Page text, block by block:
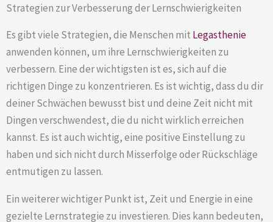
Strategien zur Verbesserung der Lernschwierigkeiten
Es gibt viele Strategien, die Menschen mit Legasthenie
anwenden können, um ihre Lernschwierigkeiten zu
verbessern. Eine der wichtigsten ist es, sich auf die
richtigen Dinge zu konzentrieren. Es ist wichtig, dass du dir
deiner Schwächen bewusst bist und deine Zeit nicht mit
Dingen verschwendest, die du nicht wirklich erreichen
kannst. Es ist auch wichtig, eine positive Einstellung zu
haben und sich nicht durch Misserfolge oder Rückschläge
entmutigen zu lassen.
Ein weiterer wichtiger Punkt ist, Zeit und Energie in eine
gezielte Lernstrategie zu investieren. Dies kann bedeuten,